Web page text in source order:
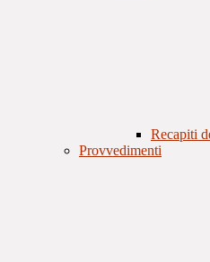
Recapiti
Provvedimenti